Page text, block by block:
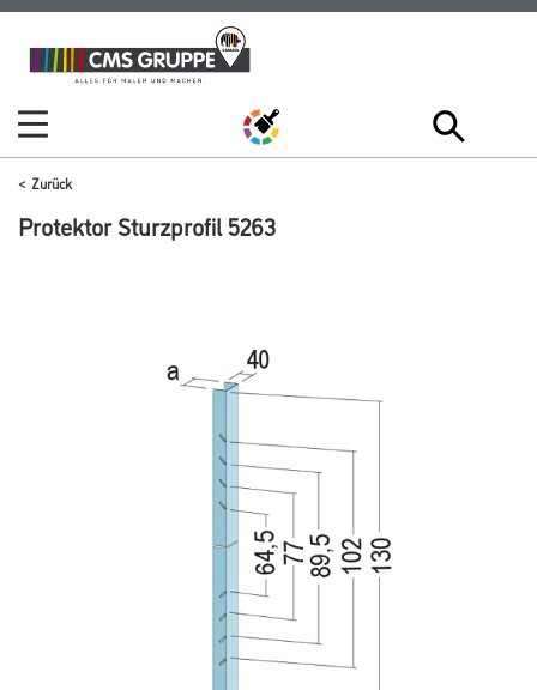
Zum
Inhalt
Zum
Navigationsmenü
Zurück
Protektor Sturzprofil 5263